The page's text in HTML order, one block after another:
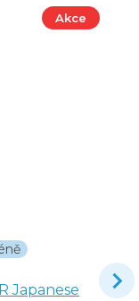
Akce
Japanese